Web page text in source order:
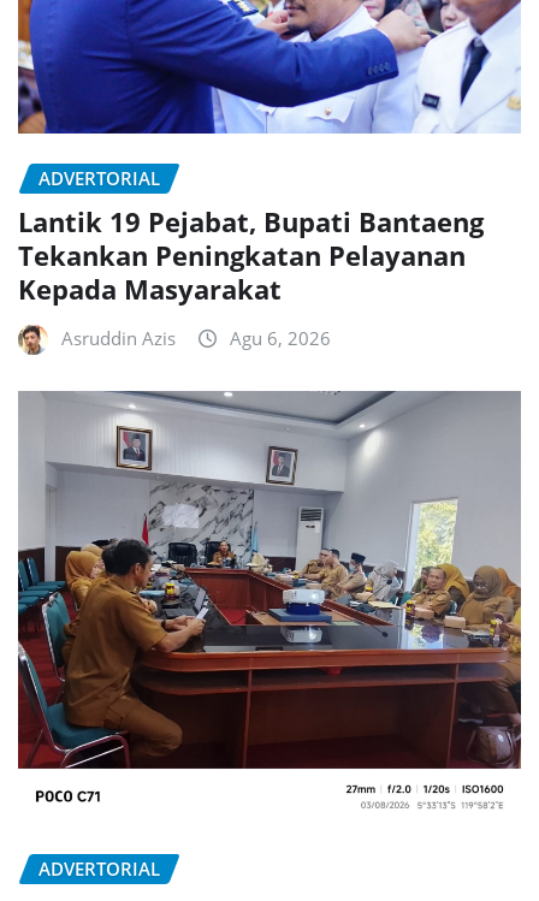
ADVERTORIAL
Lantik 19 Pejabat, Bupati Bantaeng
Tekankan Peningkatan Pelayanan
Kepada Masyarakat
Asruddin Azis Agu 6, 2026
ADVERTORIAL